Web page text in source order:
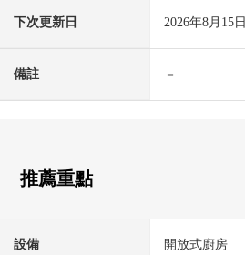
下次更新日 2026年8月15日
備註 －
推薦重點
設備 開放式廚房